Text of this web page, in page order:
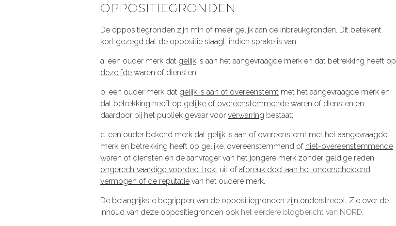
OPPOSITIEGRONDEN
De oppositiegronden zijn min of meer gelijk aan de inbreukgronden. Dit betekent
kort gezegd dat de oppositie slaagt, indien sprake is van:
a. een ouder merk dat gelijk is aan het aangevraagde merk en dat betrekking heeft op
dezelfde waren of diensten;
b. een ouder merk dat gelijk is aan of overeenstemt met het aangevraagde merk en
dat betrekking heeft op gelijke of overeenstemmende waren of diensten en
daardoor bij het publiek gevaar voorverwarring bestaat;
c. een ouder bekend merk dat gelijk is aan of overeenstemt met het aangevraagde
merk en betrekking heeft op gelijke, overeenstemmend of niet-overeenstemmende
waren of diensten en de aanvrager van het jongere merk zonder geldige reden
ongerechtvaardigd voordeel trekt uit ofafbreuk doet aan het onderscheidend
vermogen of de reputatie van het oudere merk.
De belangrijkste begrippen van de oppositiegronden zijn onderstreept. Zie over de
inhoud van deze oppositiegronden ook het eerdere blogbericht van NORD.